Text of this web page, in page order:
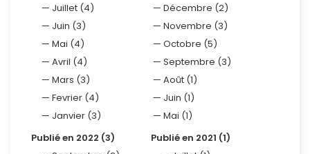
Juillet (4)
Juin (3)
Mai (4)
Avril (4)
Mars (3)
Fevrier (4)
Janvier (3)
Décembre (2)
Novembre (3)
Octobre (5)
Septembre (3)
Août (1)
Juin (1)
Mai (1)
Publié en 2022 (3)
Publié en 2021 (1)